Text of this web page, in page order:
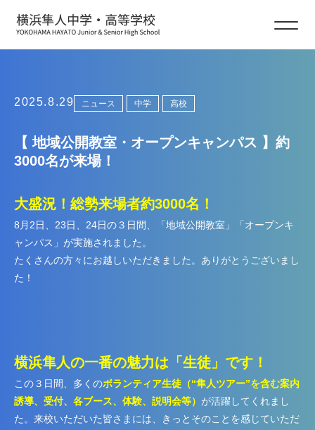
ニュース
2025.8.29 ニュース 中学 高校
【 地域公開教室・オープンキャンパス 】約
3000名が来場！
大盛況！総勢来場者約3000名！
8月2日、23日、24日の３日間、「地域公開教室」「オープンキ
ャンパス」が実施されました。
たくさんの方々にお越しいただきました。ありがとうございまし
た！
横浜隼人の一番の魅力は「生徒」です！
この３日間、多くのボランティア生徒（“隼人ツアー”を含む案内
誘導、受付、各ブース、体験、説明会等） が活躍してくれまし
た。来校いただいた皆さまには、きっとそのことを感じていただ